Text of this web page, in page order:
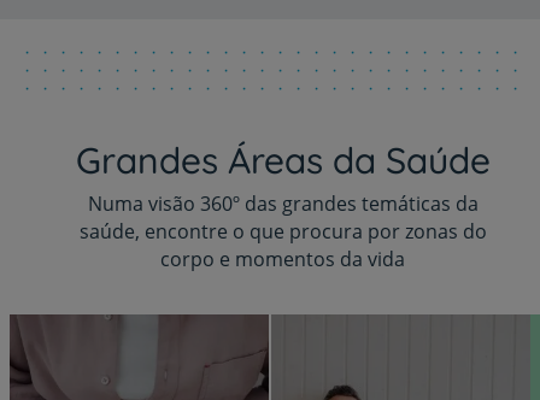
Grandes Áreas da Saúde
Numa visão 360º das grandes temáticas da
saúde, encontre o que procura por zonas do
corpo e momentos da vida